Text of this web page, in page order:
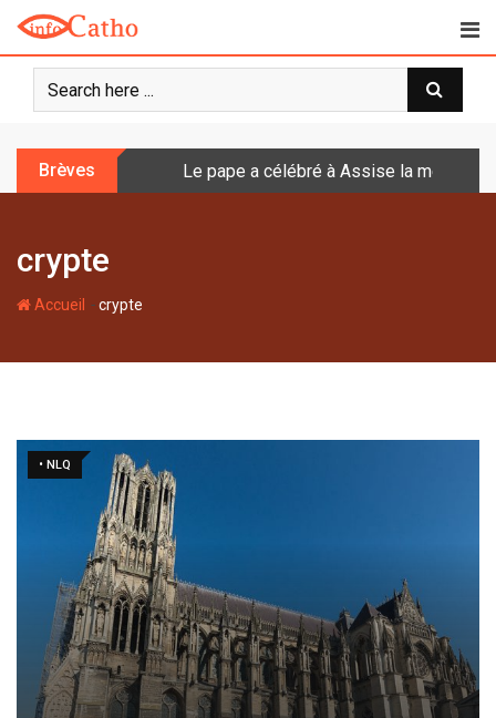
o
Brèves Le pape a célébré à Assise la messe
crypte
Accueil -crypte
• NLQ